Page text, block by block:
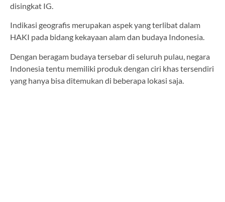
disingkat IG.
Indikasi geografis merupakan aspek yang terlibat dalam
HAKI pada bidang kekayaan alam dan budaya Indonesia.
Dengan beragam budaya tersebar di seluruh pulau, negara
Indonesia tentu memiliki produk dengan ciri khas tersendiri
yang hanya bisa ditemukan di beberapa lokasi saja.